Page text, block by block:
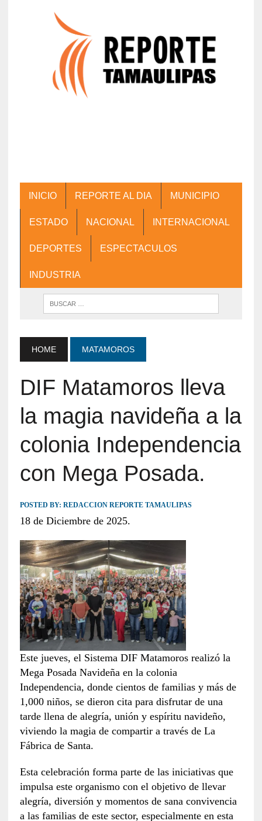
INICIO REPORTE AL DIA MUNICIPIO
ESTADO NACIONAL INTERNACIONAL
DEPORTES ESPECTACULOS
INDUSTRIA
HOME MATAMOROS
DIF Matamoros lleva
la magia navideña a la
colonia Independencia
con Mega Posada.
POSTED BY: REDACCION REPORTE TAMAULIPAS
18 de Diciembre de 2025.
Este jueves, el Sistema DIF Matamoros realizó la
Mega Posada Navideña en la colonia
Independencia, donde cientos de familias y más de
1,000 niños, se dieron cita para disfrutar de una
tarde llena de alegría, unión y espíritu navideño,
viviendo la magia de compartir a través de La
Fábrica de Santa.
Esta celebración forma parte de las iniciativas que
impulsa este organismo con el objetivo de llevar
alegría, diversión y momentos de sana convivencia
a las familias de este sector, especialmente en esta